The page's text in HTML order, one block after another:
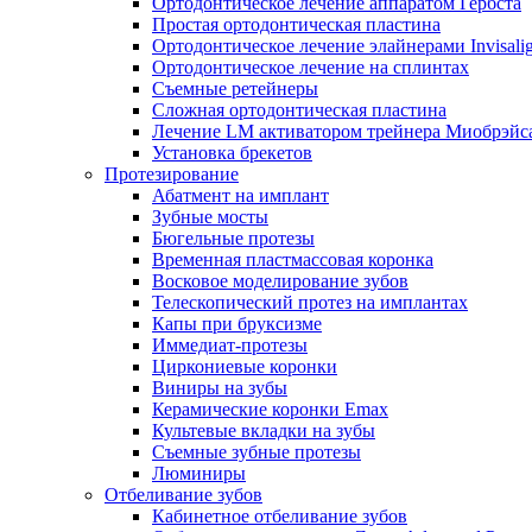
Простая ортодонтическая пластина
Ортодонтическое лечение элайнерами
Ортодонтическое лечение на сплинтах
Съемные ретейнеры
Сложная ортодонтическая пластина
Лечение LM активатором трейнера
Установка брекетов
Протезирование
Абатмент на имплант
Зубные мосты
Бюгельные протезы
Временная пластмассовая коронка
Восковое моделирование зубов
Телескопический протез на имплантах
Капы при бруксизме
Иммедиат-протезы
Циркониевые коронки
Виниры на зубы
Керамические коронки Emax
Культевые вкладки на зубы
Съемные зубные протезы
Люминиры
Отбеливание зубов
Кабинетное отбеливание зубов